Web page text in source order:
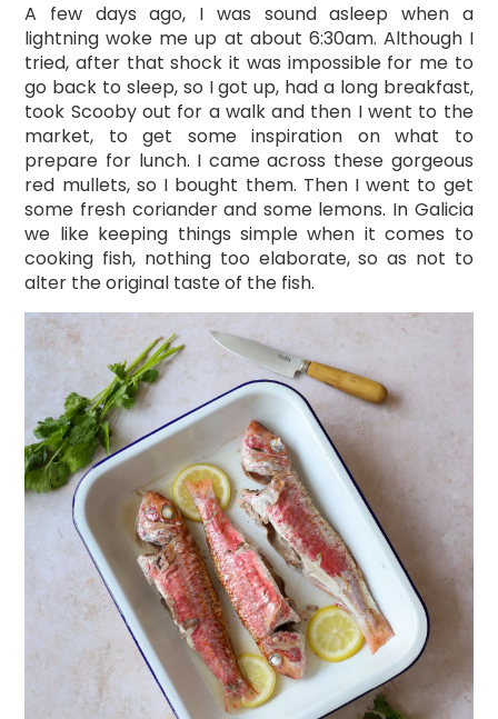
A few days ago, I was sound asleep when a
lightning woke me up at about 6:30am. Although I
tried, after that shock it was impossible for me to
go back to sleep, so I got up, had a long breakfast,
took Scooby out for a walk and then I went to the
market, to get some inspiration on what to
prepare for lunch. I came across these gorgeous
red mullets, so I bought them. Then I went to get
some fresh coriander and some lemons. In Galicia
we like keeping things simple when it comes to
cooking fish, nothing too elaborate, so as not to
alter the original taste of the fish.